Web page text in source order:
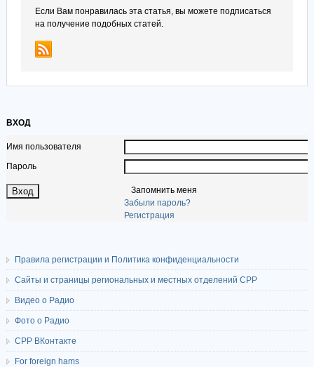
Если Вам понравилась эта статья, вы можете подписаться
на получение подобных статей.
ВХОД
Имя пользователя
Пароль
Запомнить меня
Забыли пароль?
Регистрация
Правила регистрации и Политика конфиденциальности
Сайты и страницы региональных и местных отделений СРР
Видео о Радио
Фото о Радио
СРР ВКонтакте
For foreign hams